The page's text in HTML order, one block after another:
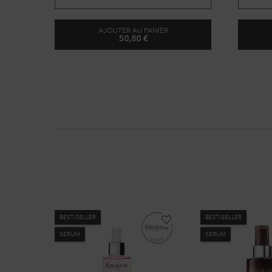
AJOUTER AU PANIER
50,80 €
BEST-SELLER
SERUM
BEST-SELLER
SERUM